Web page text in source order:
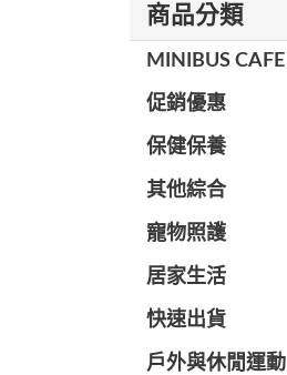
商品分類
MINIBUS CAFE
促銷優惠
保健保養
其他綜合
寵物照護
居家生活
快速出貨
戶外與休閒運動